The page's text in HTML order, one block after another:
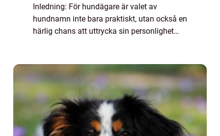
Inledning: För hundägare är valet av
hundnamn inte bara praktiskt, utan också en
härlig chans att uttrycka sin personlighet